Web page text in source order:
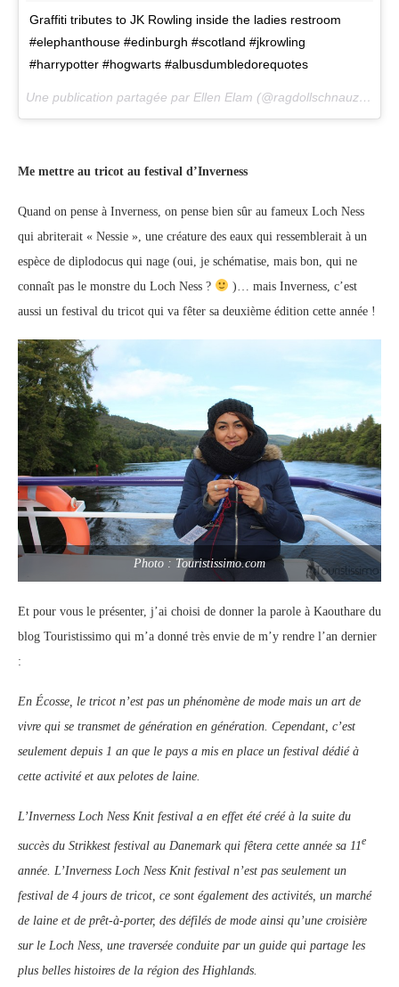
Graffiti tributes to JK Rowling inside the ladies restroom
#elephanthouse #edinburgh #scotland #jkrowling
#harrypotter #hogwarts #albusdumbledorequotes
Une publication partagée par Ellen Elam (@ragdollschnauzer) le
Me mettre au tricot au festival d’Inverness
Quand on pense à Inverness, on pense bien sûr au fameux Loch Ness
qui abriterait « Nessie », une créature des eaux qui ressemblerait à un
espèce de diplodocus qui nage (oui, je schématise, mais bon, qui ne
connaît pas le monstre du Loch Ness ?
)… mais Inverness, c’est
aussi un festival du tricot qui va fêter sa deuxième édition cette année !
Photo : Touristissimo.com
Et pour vous le présenter, j’ai choisi de donner la parole à Kaouthare du
blog Touristissimo qui m’a donné très envie de m’y rendre l’an dernier
:
En Écosse, le tricot n’est pas un phénomène de mode mais un art de
vivre qui se transmet de génération en génération. Cependant, c’est
seulement depuis 1 an que le pays a mis en place un festival dédié à
cette activité et aux pelotes de laine.
L’Inverness Loch Ness Knit festival a en effet été créé à la suite du
succès du Strikkest festival au Danemark qui fêtera cette année sa 11e
année. L’Inverness Loch Ness Knit festival n’est pas seulement un
festival de 4 jours de tricot, ce sont également des activités, un marché
de laine et de prêt-à-porter, des défilés de mode ainsi qu’une croisière
sur le Loch Ness, une traversée conduite par un guide qui partage les
plus belles histoires de la région des Highlands.